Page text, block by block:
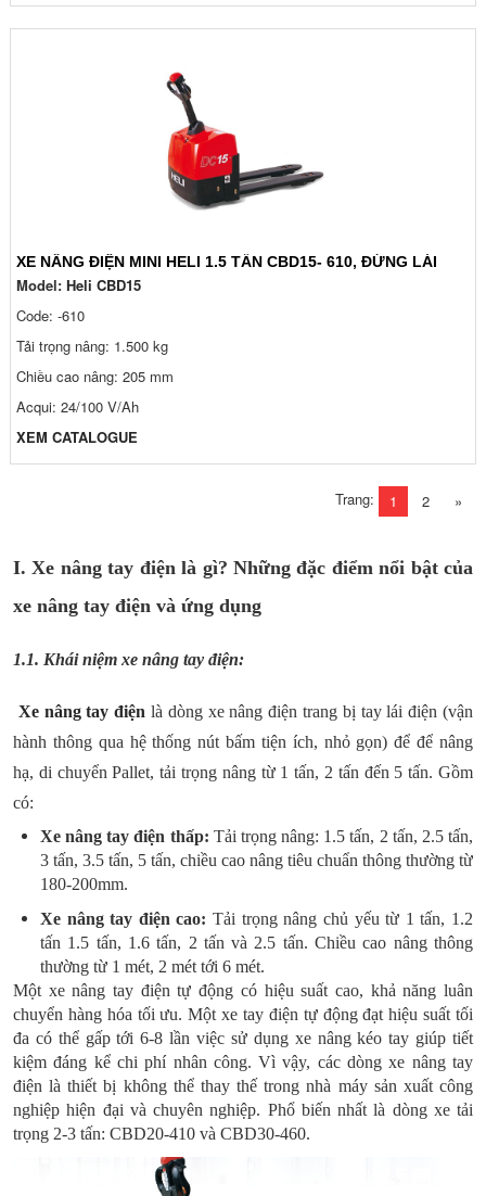
XE NÂNG ĐIỆN MINI HELI 1.5 TẤN CBD15- 610, ĐỨNG LÁI
Model: Heli CBD15
Code: -610
Tải trọng nâng: 1.500 kg
Chiều cao nâng: 205 mm
Acqui: 24/100 V/Ah
XEM CATALOGUE
Trang: 1 2 »
I. Xe nâng tay điện là gì? Những đặc điểm nổi bật của
xe nâng tay điện và ứng dụng
1.1. Khái niệm xe nâng tay điện:
Xe nâng tay điện là dòng xe nâng điện trang bị tay lái điện (vận
hành thông qua hệ thống nút bấm tiện ích, nhỏ gọn) để để nâng
hạ, di chuyển Pallet, tải trọng nâng từ 1 tấn, 2 tấn đến 5 tấn. Gồm
có:
Xe nâng tay điện thấp: Tải trọng nâng: 1.5 tấn, 2 tấn, 2.5 tấn,
3 tấn, 3.5 tấn, 5 tấn, chiều cao nâng tiêu chuẩn thông thường từ
180-200mm.
Xe nâng tay điện cao: Tải trọng nâng chủ yếu từ 1 tấn, 1.2
tấn 1.5 tấn, 1.6 tấn, 2 tấn và 2.5 tấn. Chiều cao nâng thông
thường từ 1 mét, 2 mét tới 6 mét.
Một xe nâng tay điện tự động có hiệu suất cao, khả năng luân
chuyển hàng hóa tối ưu. Một xe tay điện tự động đạt hiệu suất tối
đa có thể gấp tới 6-8 lần việc sử dụng xe nâng kéo tay giúp tiết
kiệm đáng kể chi phí nhân công. Vì vậy, các dòng xe nâng tay
điện là thiết bị không thể thay thế trong nhà máy sản xuất công
nghiệp hiện đại và chuyên nghiệp. Phổ biến nhất là dòng xe tải
trọng 2-3 tấn: CBD20-410 và CBD30-460.